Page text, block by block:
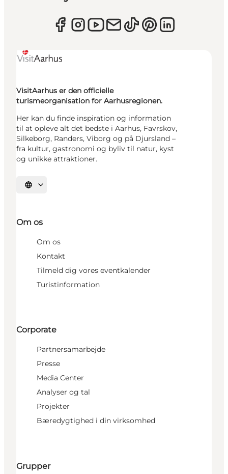
VisitAarhus er den officielle
turismeorganisation for Aarhusregionen.
Her kan du finde inspiration og information
til at opleve alt det bedste i Aarhus, Favrskov,
Silkeborg, Randers, Viborg og på Djursland –
fra kultur, gastronomi og byliv til natur, kyst
og unikke attraktioner.
Vælg sprog
Om os
Om os
Kontakt
Tilmeld dig vores eventkalender
Turistinformation
Corporate
Partnersamarbejde
Presse
Media Center
Analyser og tal
Projekter
Bæredygtighed i din virksomhed
Grupper